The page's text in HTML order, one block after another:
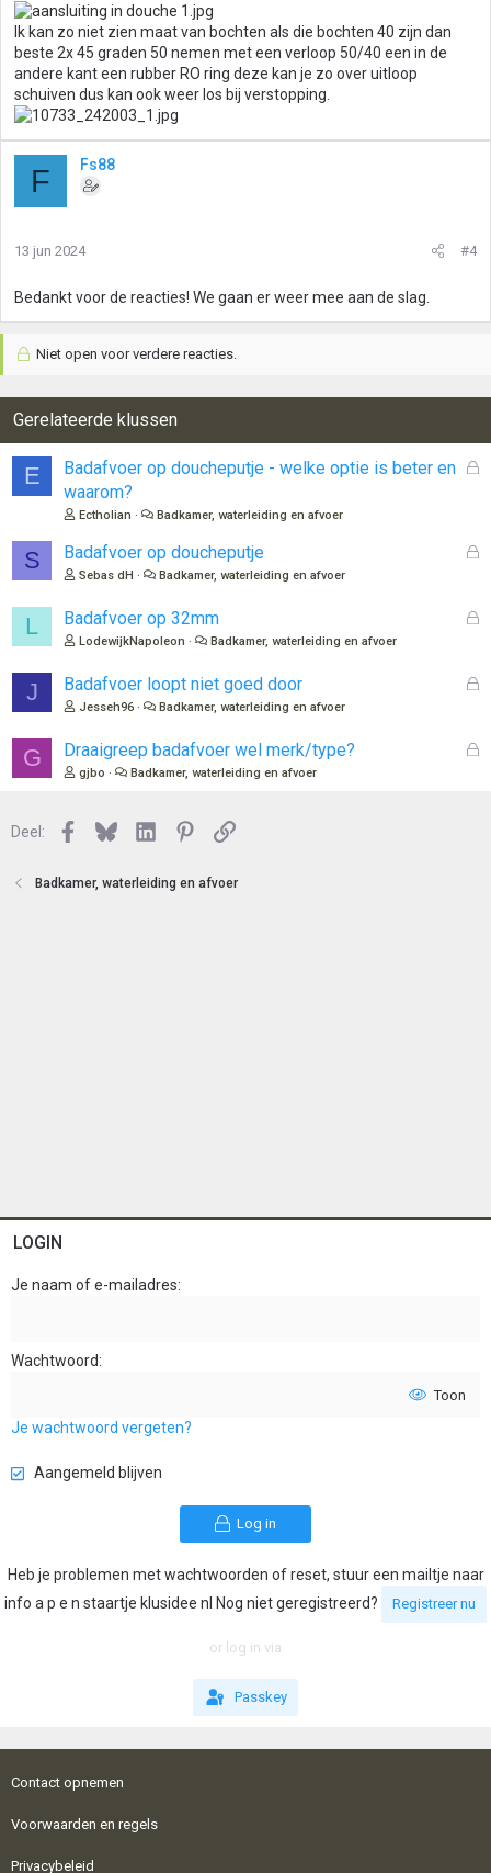
Ik kan zo niet zien maat van bochten als die bochten 40 zijn dan
beste 2x 45 graden 50 nemen met een verloop 50/40 een in de
andere kant een rubber RO ring deze kan je zo over uitloop
schuiven dus kan ook weer los bij verstopping.
F Fs88
13 jun 2024 #4
Bedankt voor de reacties! We gaan er weer mee aan de slag.
Niet open voor verdere reacties.
Gerelateerde klussen
E
G
o
Badafvoer op doucheputje - welke optie is beter en
waarom?
Ectholian Badkamer, waterleiding en afvoer
S
G
n
Badafvoer op doucheputje
Sebas dH Badkamer, waterleiding en afvoer
L
G
n
Badafvoer op 32mm
LodewijkNapoleon Badkamer, waterleiding en afvoer
J
G
Badafvoer loopt niet goed door
Jesseh96 Badkamer, waterleiding en afvoer
G
G
Draaigreep badafvoer wel merk/type?
gjbo Badkamer, waterleiding en afvoer
Deel: Facebook
BlueskyLinkedInPinterest
Link
Badkamer, waterleiding en afvoer
LOGIN
Je naam of e-mailadres
Wachtwoord
Toon
Je wachtwoord vergeten?
Aangemeld blijven
Log in
Heb je problemen met wachtwoorden of reset, stuur een mailtje naar
info a p e n staartje klusidee nl Nog niet geregistreerd?
Registreer nu
or log in via
Passkey
Contact opnemen
Voorwaarden en regels
Privacybeleid